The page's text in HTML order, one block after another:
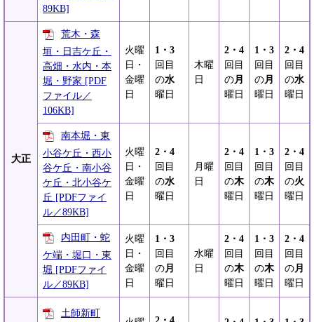
89KB]
大正
荒木・森
垣・日吉ケ丘・
高畑・水内・本
堀・野家 [PDF
ファイル／
106KB]
火曜
日・
金曜
日
1・3
回目
の水
曜日
木曜
日
2・4
回目
の月
曜日
1・3
回目
の月
曜日
2・4
回目
の水
曜日
南本堀・東
小谷ケ丘・西小
谷ケ丘・南小谷
ケ丘・北小谷ケ
丘 [PDFファイ
ル／89KB]
火曜
日・
金曜
日
2・4
回目
の水
曜日
月曜
日
2・4
回目
の木
曜日
1・3
回目
の木
曜日
2・4
回目
の火
曜日
内田町・蛇
ケ端・堀口・東
堀 [PDFファイ
ル／89KB]
火曜
日・
金曜
日
1・3
回目
の月
曜日
水曜
日
2・4
回目
の木
曜日
1・3
回目
の木
曜日
2・4
回目
の月
曜日
土師新町